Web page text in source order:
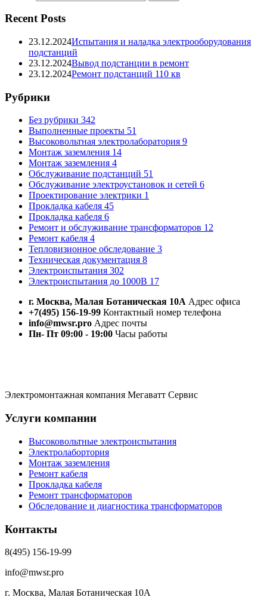
Recent Posts
23.12.2024Испытания и наладка электрооборудования
подстанций
23.12.2024Вывод подстанции в ремонт
23.12.2024Ремонт подстанций 110 кв
Рубрики
Без рубрики 342
Выполненные проекты 51
Высоковольтная электролаборатория 9
Монтаж заземления 14
Монтаж заземления 4
Обслуживание подстанций 51
Обслуживание электроустановок и сетей 6
Проектирование электрики 1
Прокладка кабеля 45
Прокладка кабеля 6
Ремонт и обслуживание трансформаторов 12
Ремонт кабеля 4
Тепловизионное обследование 3
Техническая документация 8
Электроиспытания 302
Электроиспытания до 1000В 17
г. Москва, Малая Ботаническая 10А Адрес офиса
+7(495) 156-19-99 Контактный номер телефона
info@mwsr.pro Адрес почты
Пн- Пт 09:00 - 19:00 Часы работы
Электромонтажная компания Мегаватт Сервис
Услуги компании
Высоковольтные электроиспытания
Электролабортория
Монтаж заземления
Ремонт кабеля
Прокладка кабеля
Ремонт трансформаторов
Обследование и диагностика трансформаторов
Контакты
8(495) 156-19-99
info@mwsr.pro
г. Москва, Малая Ботаническая 10А